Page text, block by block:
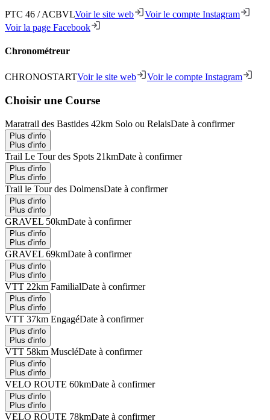
PTC 46 / ACBVLVoir le site web
Voir le compte Instagram
Voir la page Facebook
Chronométreur
CHRONOSTARTVoir le site web Voir le compte Instagram
Choisir une Course
Maratrail des Bastides 42km Solo ou RelaisDate à confirmer
Plus d'info
Plus d'info
Trail Le Tour des Spots 21kmDate à confirmer
Plus d'info
Plus d'info
Trail le Tour des DolmensDate à confirmer
Plus d'info
Plus d'info
GRAVEL 50kmDate à confirmer
Plus d'info
Plus d'info
GRAVEL 69kmDate à confirmer
Plus d'info
Plus d'info
VTT 22km FamilialDate à confirmer
Plus d'info
Plus d'info
VTT 37km EngagéDate à confirmer
Plus d'info
Plus d'info
VTT 58km MuscléDate à confirmer
Plus d'info
Plus d'info
VELO ROUTE 60kmDate à confirmer
Plus d'info
Plus d'info
VELO ROUTE 78kmDate à confirmer